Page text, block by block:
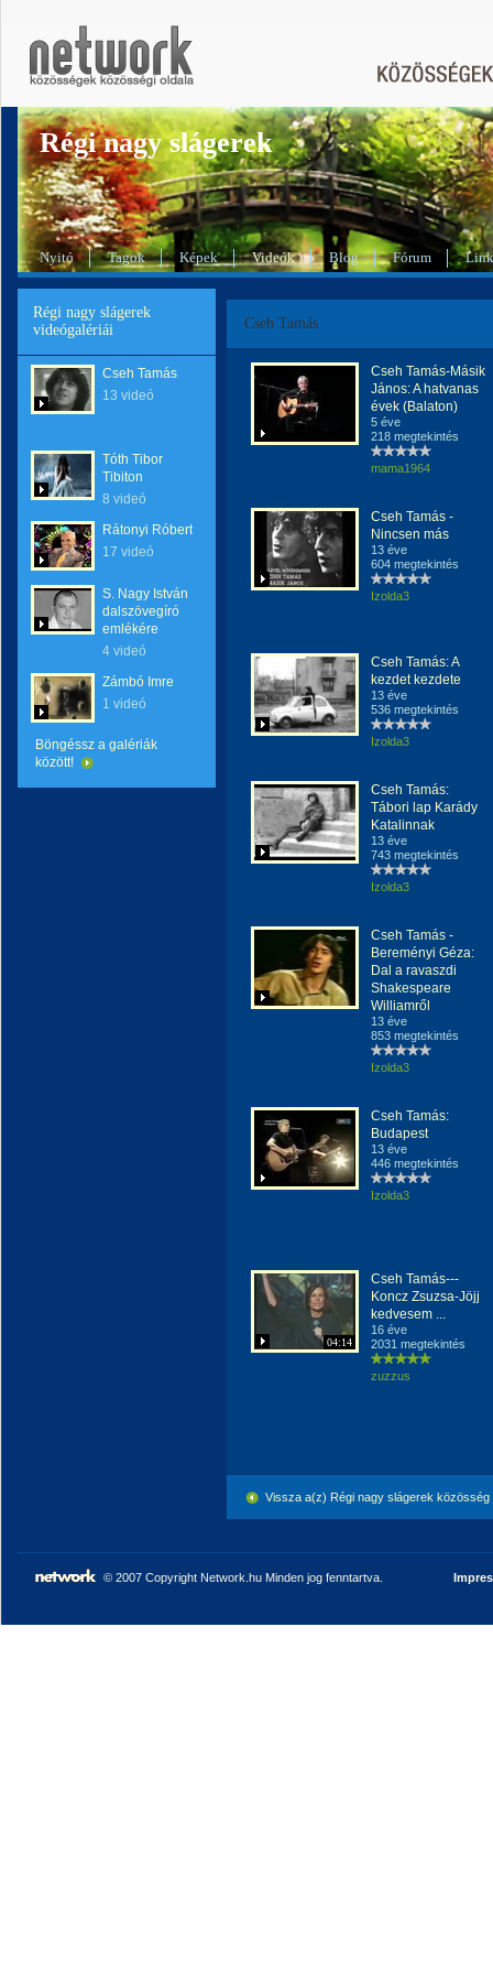
Régi nagy slágerek
Nyitó Tagok Képek Videók Blog Fórum
Régi nagy slágerek
videógalériái
Cseh Tamás
13 videó
Tóth Tibor
Tibiton
8 videó
Rátonyi Róbert
17 videó
S. Nagy István
dalszövegíró
emlékére
4 videó
Zámbó Imre
1 videó
Böngéssz a galériák
között!
Cseh Tamás
Cseh Tamás-Másik
János: A hatvanas
évek (Balaton)
5 éve
218 megtekintés
mama1964
Cseh Tamás -
Nincsen más
13 éve
604 megtekintés
Izolda3
Cseh Tamás: A
kezdet kezdete
13 éve
536 megtekintés
Izolda3
Cseh Tamás:
Tábori lap Karády
Katalinnak
13 éve
743 megtekintés
Izolda3
Cseh Tamás -
Bereményi Géza:
Dal a ravaszdi
Shakespeare
Williamről
13 éve
853 megtekintés
Izolda3
Cseh Tamás:
Budapest
13 éve
446 megtekintés
Izolda3
04:14
Cseh Tamás---
Koncz Zsuzsa-Jöjj
kedvesem ...
16 éve
2031 megtekintés
zuzzus
Vissza a(z) Régi nagy slágerek
© 2007 Copyright Network.hu Minden jog fenntartva.